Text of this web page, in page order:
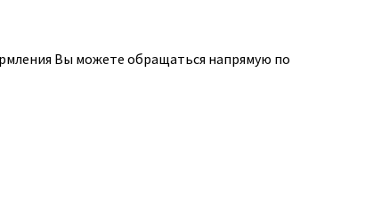
Вы можете обращаться напрямую по